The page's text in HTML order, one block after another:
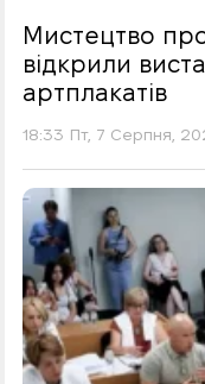
Мистецтво
відкрили
артплакатів
18:33 Пт, 7 Серпня,